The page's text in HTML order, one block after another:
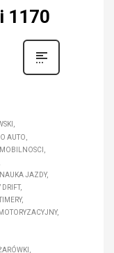
1170
AUTO
NAUKA JAZDY
DRIFT